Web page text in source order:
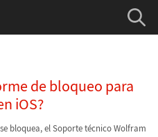
de bloqueo para
iOS?
bloquea, el Soporte técnico Wolfram